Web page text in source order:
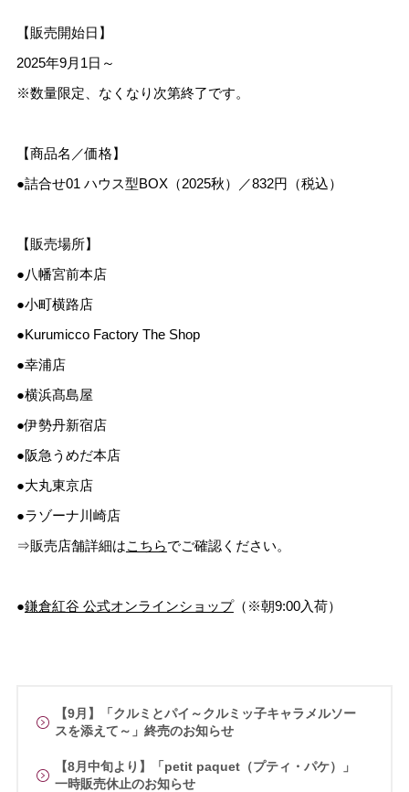
【販売開始日】
2025年9月1日～
※数量限定、なくなり次第終了です。
【商品名／価格】
●詰合せ01 ハウス型BOX（2025秋）／832円（税込）
【販売場所】
●八幡宮前本店
●小町横路店
●Kurumicco Factory The Shop
●幸浦店
●横浜髙島屋
●伊勢丹新宿店
●阪急うめだ本店
●大丸東京店
●ラゾーナ川崎店
⇒販売店舗詳細はこちらでご確認ください。
●鎌倉紅谷 公式オンラインショップ（※朝9:00入荷）
【9月】「クルミとパイ～クルミッ子キャラメルソー
スを添えて～」終売のお知らせ
【8月中旬より】「petit paquet（プティ・パケ）」
一時販売休止のお知らせ